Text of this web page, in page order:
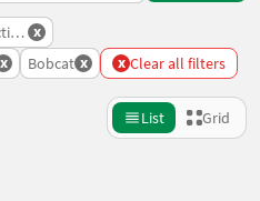
Machines
x
x Bobcat x x Clear all filters
List Grid